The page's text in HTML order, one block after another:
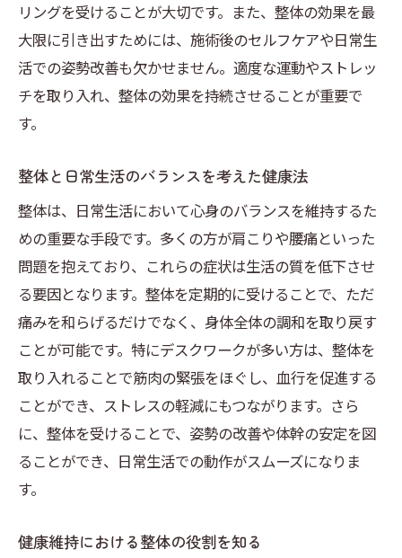
整体施術を活用して健康を維持するための
アドバイス
埼玉県でおすすめの整体院の探し方
施術後の日常生活での注意点と健康維持法
肩こりを解消する整体施術の効果とは
腰痛を和らげる整体の施術メニュー
整体により肩こりや腰痛を予防する方法
埼玉県で受けられる肩こり・腰痛ケアのポ
イント
痛みを和らげるための整体を活用したセル
フケア
整体と並行して行うべきエクササイズ
整体を用いた全身バランスケアがもたらす健康
効果
整体による姿勢改善とその健康効果
整体を通じた体の歪みの修正法
リングを受けることが大切です。また、整体の効果を最
大限に引き出すためには、施術後のセルフケアや日常生
活での姿勢改善も欠かせません。適度な運動やストレッ
チを取り入れ、整体の効果を持続させることが重要で
す。
整体と日常生活のバランスを考えた健康法
整体は、日常生活において心身のバランスを維持するた
めの重要な手段です。多くの方が肩こりや腰痛といった
問題を抱えており、これらの症状は生活の質を低下させ
る要因となります。整体を定期的に受けることで、ただ
痛みを和らげるだけでなく、身体全体の調和を取り戻す
ことが可能です。特にデスクワークが多い方は、整体を
取り入れることで筋肉の緊張をほぐし、血行を促進する
ことができ、ストレスの軽減にもつながります。さら
に、整体を受けることで、姿勢の改善や体幹の安定を図
ることができ、日常生活での動作がスムーズになりま
す。
健康維持における整体の役割を知る